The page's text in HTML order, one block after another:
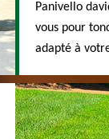
Panivello
vous pour
adapté à